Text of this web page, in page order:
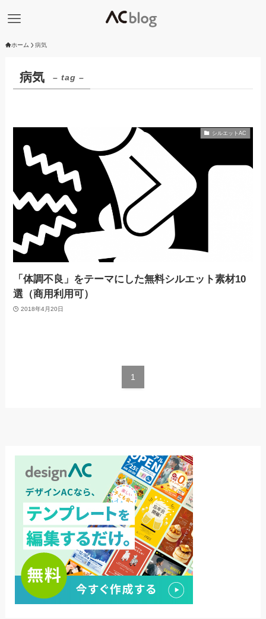
ホーム 病気
病気 – tag –
シルエットAC
「体調不良」をテーマにした無料シルエット素材10
選（商用利用可）
2018年4月20日
1